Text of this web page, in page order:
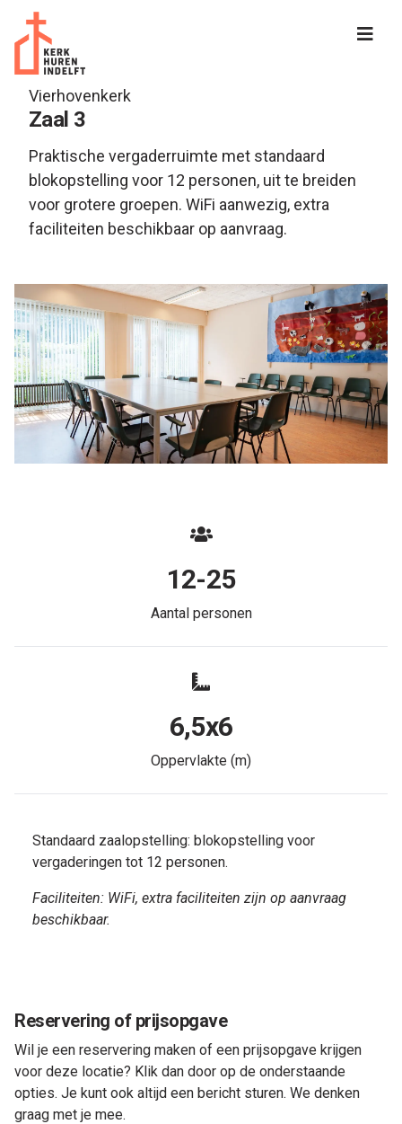
Protestantse Gemeente Delft
Vierhovenkerk
Zaal 3
Praktische vergaderruimte met standaard
blokopstelling voor 12 personen, uit te breiden
voor grotere groepen. WiFi aanwezig, extra
faciliteiten beschikbaar op aanvraag.
Aantal personen
12-25
Oppervlakte (m)
6,5x6
Standaard zaalopstelling: blokopstelling voor
vergaderingen tot 12 personen.
Faciliteiten: WiFi, extra faciliteiten zijn op aanvraag
beschikbaar.
Reservering of prijsopgave
Wil je een reservering maken of een prijsopgave krijgen
voor deze locatie? Klik dan door op de onderstaande
opties. Je kunt ook altijd een bericht sturen. We denken
graag met je mee.